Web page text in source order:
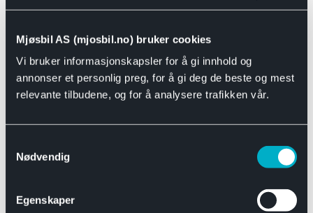
Mjøsbil AS (mjosbil.no) bruker cookies
Vi bruker informasjonskapsler for å gi innhold og
annonser et personlig preg, for å gi deg de beste og mest
relevante tilbudene, og for å analysere trafikken vår.
Nødvendig
Egenskaper
Motor og drivverk
Se alle Universal
Bremsedeler
Se alle Bremsedeler
Bremsenippler
Drivline og motor
Se alle Drivline og motor
Eksosanlegg